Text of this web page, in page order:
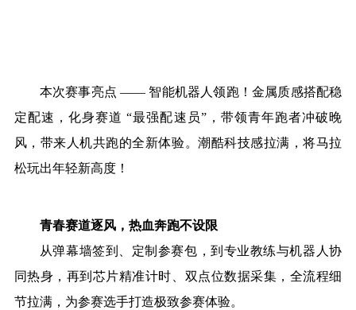
本次赛事亮点 —— 智能机器人领跑！金属质感搭配稳
定配速，化身赛道 “最强配速员”，带领青年跑者冲破晚
风，带来人机共跑的全新体验。潮酷科技感拉满，将马拉
松玩出年轻新高度！
青春赛道逐风，热血奔跑不设限
从弹幕墙签到、定制参赛包，到专业教练与机器人协
同热身，再到芯片精准计时、双点位数据采集，全流程细
节拉满，为参赛选手打造极致参赛体验。